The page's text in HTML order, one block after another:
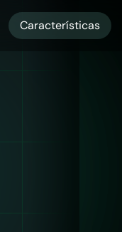
Características